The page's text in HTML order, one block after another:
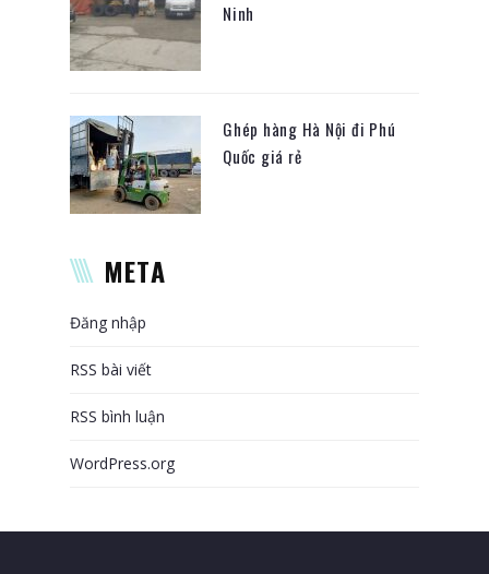
Ninh
Ghép hàng Hà Nội đi Phú
Quốc giá rẻ
META
Đăng nhập
RSS bài viết
RSS bình luận
WordPress.org